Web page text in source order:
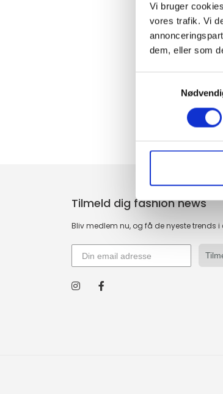
Vi bruger
vores trafik. Vi
dem, eller som
Tilmeld dig fashion news
Bliv medlem nu, og få de nyeste trends